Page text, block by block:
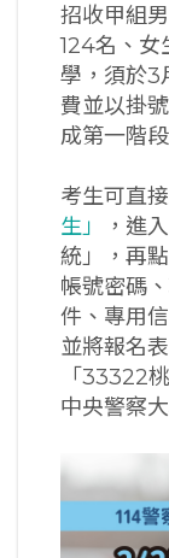
招收甲組
124名、女
學，須於3
費並以掛
成第一階
考生可直
生」
，進
統」，再
帳號密碼
件、專用
並將報名
「33322
中央警察